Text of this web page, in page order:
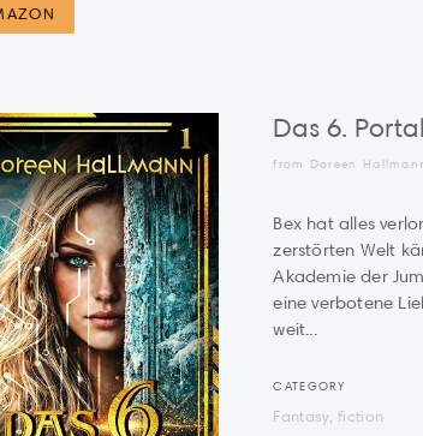
Das 6.
from Doreen
Bex hat alles
zerstörten Welt
Akademie der
eine verbotene
weit...
CATEGORY
Fantasy, fiction